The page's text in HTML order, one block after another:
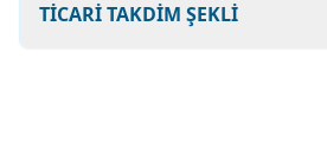
TİCARİ TAKDİM ŞEKLİ